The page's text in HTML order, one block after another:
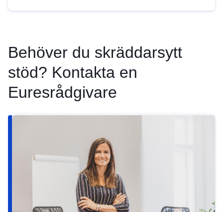
Behöver du skräddarsytt
stöd? Kontakta en
Euresrådgivare